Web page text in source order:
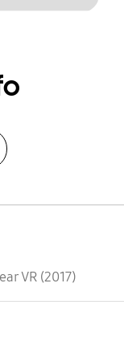
VR (2017)